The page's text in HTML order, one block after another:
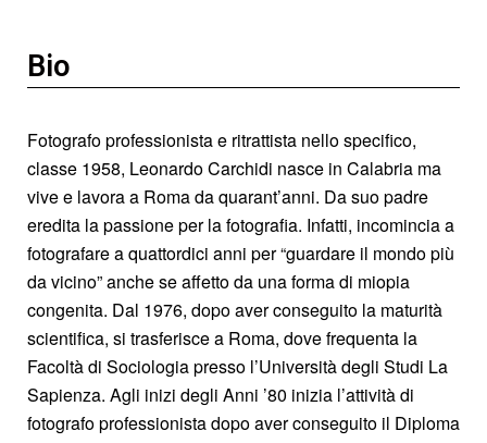
Bio
Fotografo professionista e ritrattista nello specifico,
classe 1958, Leonardo Carchidi nasce in Calabria ma
vive e lavora a Roma da quarant’anni. Da suo padre
eredita la passione per la fotografia. Infatti, incomincia a
fotografare a quattordici anni per “guardare il mondo più
da vicino” anche se affetto da una forma di miopia
congenita. Dal 1976, dopo aver conseguito la maturità
scientifica, si trasferisce a Roma, dove frequenta la
Facoltà di Sociologia presso l’Università degli Studi La
Sapienza. Agli inizi degli Anni ’80 inizia l’attività di
fotografo professionista dopo aver conseguito il Diploma